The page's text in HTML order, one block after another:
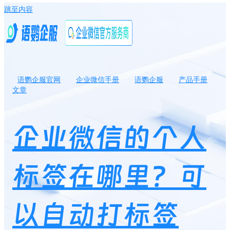
跳至内容
语鹦企服官网 企业微信手册 语鹦企服
产品手册
文章
企业微信的个人
标签在哪里？可
以自动打标签